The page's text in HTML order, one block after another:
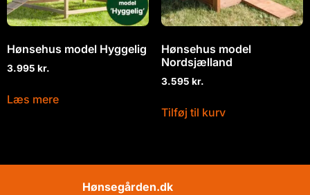
Hønsehus model Hyggelig
3.995 kr.
Læs mere
Hønsehus model
Nordsjælland
3.595 kr.
Tilføj til kurv
Hønsegården.dk